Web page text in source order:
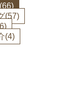
(57)
(4)